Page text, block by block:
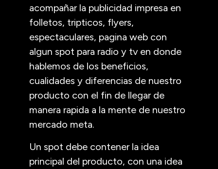
acompañar la publicidad impresa en
folletos, tripticos, flyers,
espectaculares, pagina web con
algun spot para radio y tv en donde
hablemos de los beneficios,
cualidades y diferencias de nuestro
producto con el fin de llegar de
manera rapida a la mente de nuestro
mercado meta.
Un spot debe contener la idea
principal del producto, con una idea